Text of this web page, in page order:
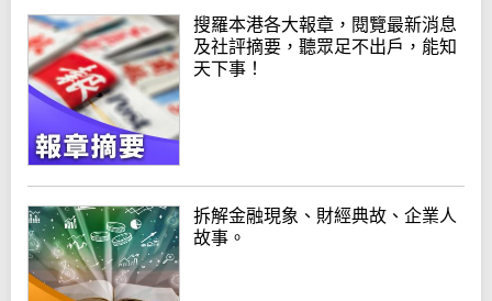
搜羅本港各大報章，閱覽最新消息
及社評摘要，聽眾足不出戶，能知
天下事！
拆解金融現象、財經典故、企業人
故事。